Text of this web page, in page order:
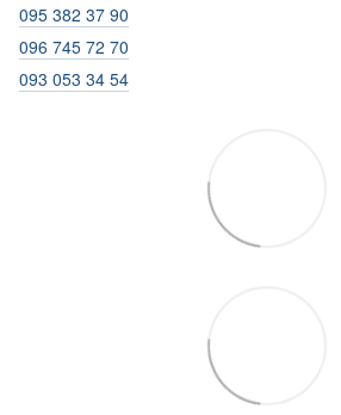
095 382 37 90
096 745 72 70
093 053 34 54